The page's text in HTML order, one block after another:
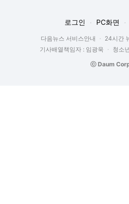
로그인 PC화면
다음뉴스 서비스안내 24시간
기사배열책임자 : 임광욱
청소
ⓒ Daum